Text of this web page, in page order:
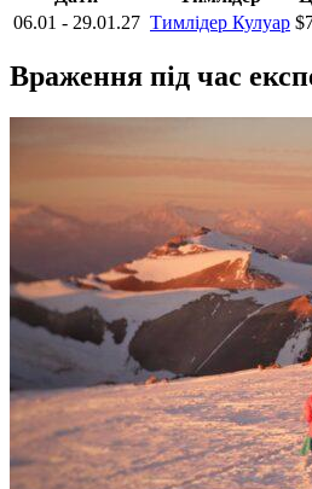
06.01 - 29.01.27 Тимлідер Кулуар
Враження під час